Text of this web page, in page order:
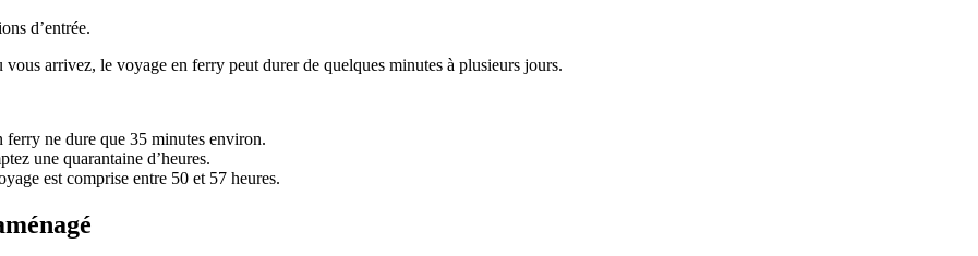
d’entrée.
arrivez, le voyage en ferry peut durer de quelques minutes à plusieurs jours.
ferry ne dure que 35 minutes environ.
une quarantaine d’heures.
est comprise entre 50 et 57 heures.